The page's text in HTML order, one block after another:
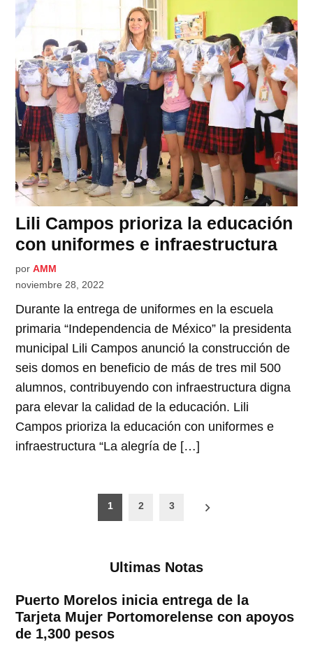
Lili Campos prioriza la educación
con uniformes e infraestructura
por AMM
noviembre 28, 2022
Durante la entrega de uniformes en la escuela
primaria “Independencia de México” la presidenta
municipal Lili Campos anunció la construcción de
seis domos en beneficio de más de tres mil 500
alumnos, contribuyendo con infraestructura digna
para elevar la calidad de la educación. Lili
Campos prioriza la educación con uniformes e
infraestructura “La alegría de […]
1 2 3
Ultimas Notas
Puerto Morelos inicia entrega de la
Tarjeta Mujer Portomorelense con apoyos
de 1,300 pesos